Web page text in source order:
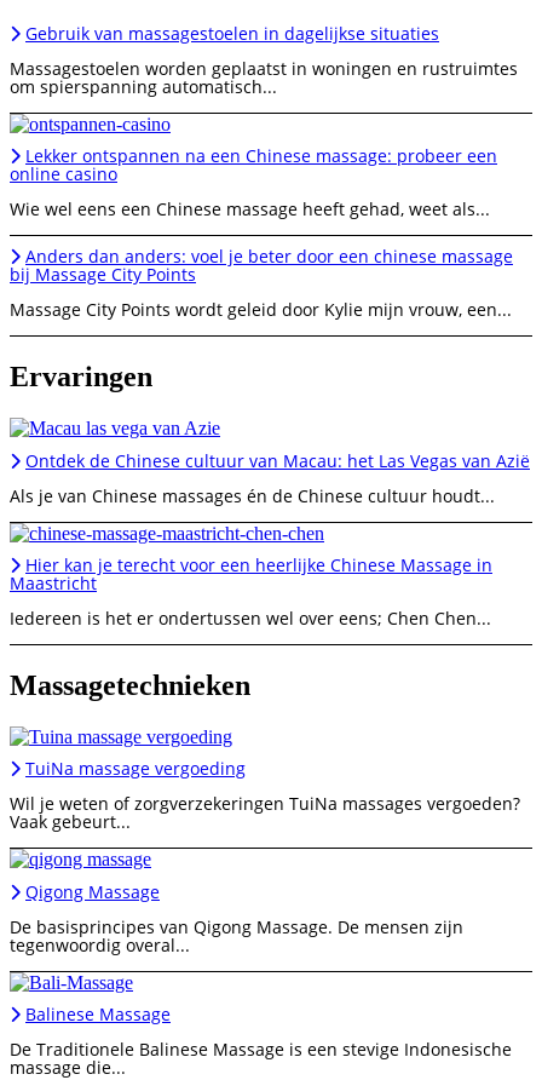
Gebruik van massagestoelen in dagelijkse situaties
Massagestoelen worden geplaatst in woningen en rustruimtes
om spierspanning automatisch...
Lekker ontspannen na een Chinese massage: probeer een
online casino
Wie wel eens een Chinese massage heeft gehad, weet als...
Anders dan anders: voel je beter door een chinese massage
bij Massage City Points
Massage City Points wordt geleid door Kylie mijn vrouw, een...
Ervaringen
Ontdek de Chinese cultuur van Macau: het Las Vegas van Azië
Als je van Chinese massages én de Chinese cultuur houdt...
Hier kan je terecht voor een heerlijke Chinese Massage in
Maastricht
Iedereen is het er ondertussen wel over eens; Chen Chen...
Massagetechnieken
TuiNa massage vergoeding
Wil je weten of zorgverzekeringen TuiNa massages vergoeden?
Vaak gebeurt...
Qigong Massage
De basisprincipes van Qigong Massage. De mensen zijn
tegenwoordig overal...
Balinese Massage
De Traditionele Balinese Massage is een stevige Indonesische
massage die...